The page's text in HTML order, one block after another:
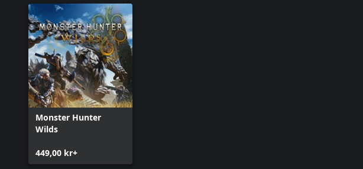
Monster Hunter
Wilds
449,00 kr+